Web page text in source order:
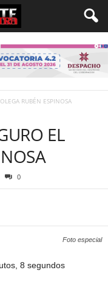
RUBÉN ESPINOSA
EL
0
Foto especial
8 segundos